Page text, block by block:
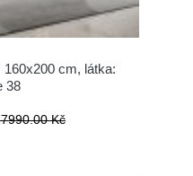
cm, látka:
38
Kč